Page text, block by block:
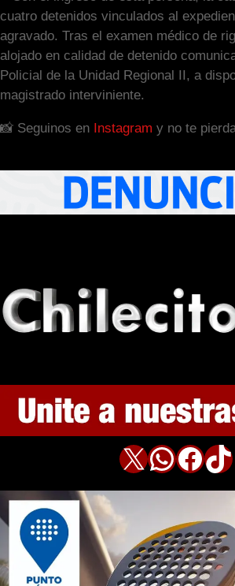
cuatro detenidos vinculados al
agravado. Tras el examen médico de
alojado en calidad de detenido
Policial de la Unidad Regional II, a
magistrado interviniente.
📸 Seguinos en Instagram y no te
X WhatsApp Facebook TikTok